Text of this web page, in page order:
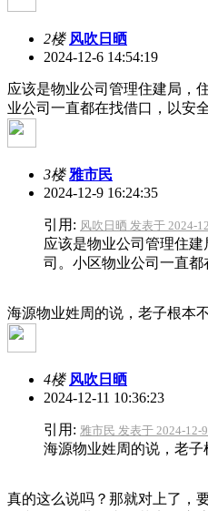
2楼 风吹日晒
2024-12-6 14:54:19
应该是物业公司管理住建局，
业公司一直都在找借口，以安全
3楼 雅市民
2024-12-9 16:24:35
引用: 风吹日晒 发表于 2024-
应该是物业公司管理住
司。小区物业公司一直都
海源物业姓周的说，老子根本
4楼 风吹日晒
2024-12-11 10:36:23
引用: 雅市民 发表于 2024-12-
海源物业姓周的说，老子
真的这么说吗？那就对上了，